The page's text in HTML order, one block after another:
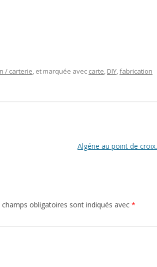
/ carterie, et marquée avec carte, DIY,fabrication
Algérie au point de croix.
champs obligatoires sont indiqués avec *